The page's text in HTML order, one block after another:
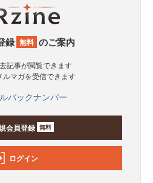
録 無料 のご案内
記事が閲覧できます
ルマガを受信できます
バックナンバー
会員登録 無料
ログイン